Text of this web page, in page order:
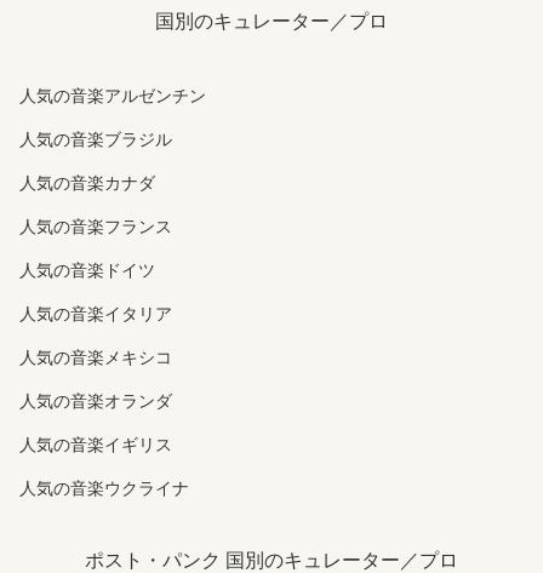
国別のキュレーター／プロ
人気の音楽アルゼンチン
人気の音楽ブラジル
人気の音楽カナダ
人気の音楽フランス
人気の音楽ドイツ
人気の音楽イタリア
人気の音楽メキシコ
人気の音楽オランダ
人気の音楽イギリス
人気の音楽ウクライナ
ポスト・パンク 国別のキュレーター／プロ